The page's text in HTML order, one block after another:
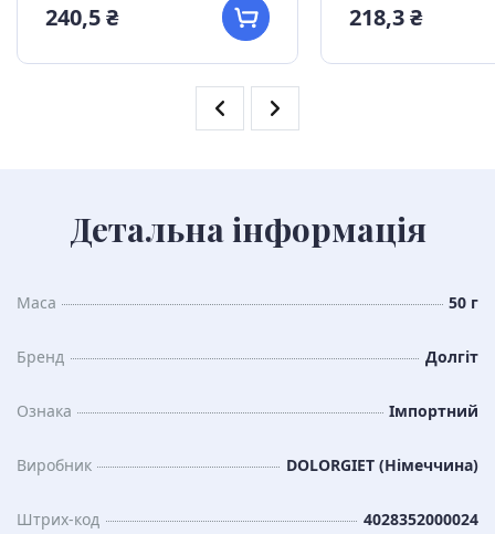
240,5 ₴ 218,3 ₴
Детальна інформація
Маса 50 г
Бренд Долгіт
Ознака Імпортний
Виробник DOLORGIET (Німеччина)
Штрих-код 4028352000024